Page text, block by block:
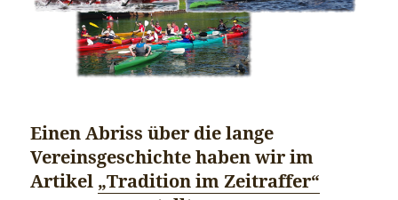
Einen Abriss über die lange
Vereinsgeschichte haben wir im
Artikel „Tradition im Zeitraffer“